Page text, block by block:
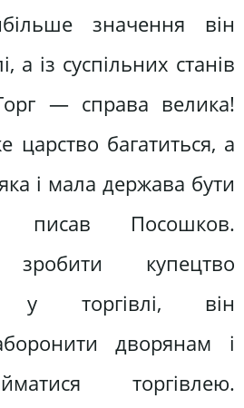
значення він
а із суспільних станів
— справа велика!
царство багатиться, а
і мала держава бути
Посошков.
зробити купецтво
у торгівлі, він
дворянам і
торгівлею.